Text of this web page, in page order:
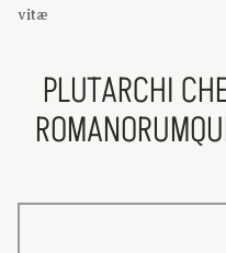
vitæ
PLUTARCHI